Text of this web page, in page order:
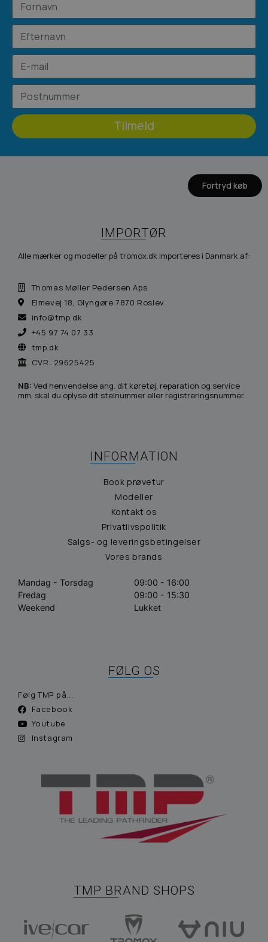
Tilmeld
Fortryd køb
IMPORTØR
Alle mærker og modeller på tromox.dk importeres i Danmark af:
Thomas Møller Pedersen Aps.
Elmevej 18, Glyngøre 7870 Roslev
info@tmp.dk
+45 97 74 07 33
tmp.dk
CVR: 29625425
NB: Ved henvendelse ang. dit køretøj, reparation og service
mm. skal du oplyse dit stelnummer eller registreringsnummer.
INFORMATION
Book prøvetur
Modeller
Kontakt os
Privatlivspolitik
Salgs- og leveringsbetingelser
Vores brands
Mandag - Torsdag
09:00 - 16:00
Fredag
09:00 - 15:30
Weekend
Lukket
FØLG OS
Følg TMP på...
Facebook
Youtube
Instagram
TMP BRAND SHOPS